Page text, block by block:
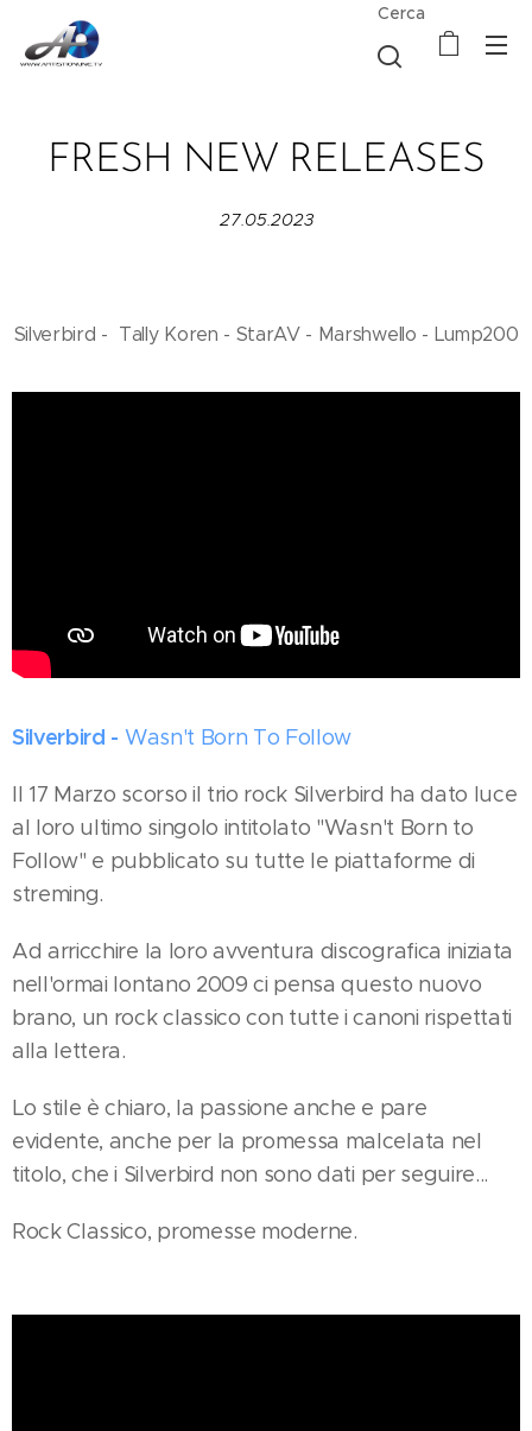
Cerca
FRESH NEW RELEASES
27.05.2023
Silverbird - Tally Koren - StarAV - Marshwello - Lump200
Silverbird - Wasn't Born To Follow
Il 17 Marzo scorso il trio rock Silverbird ha dato luce
al loro ultimo singolo intitolato "Wasn't Born to
Follow" e pubblicato su tutte le piattaforme di
streming.
Ad arricchire la loro avventura discografica iniziata
nell'ormai lontano 2009 ci pensa questo nuovo
brano, un rock classico con tutte i canoni rispettati
alla lettera.
Lo stile è chiaro, la passione anche e pare
evidente, anche per la promessa malcelata nel
titolo, che i Silverbird non sono dati per seguire...
Rock Classico, promesse moderne.